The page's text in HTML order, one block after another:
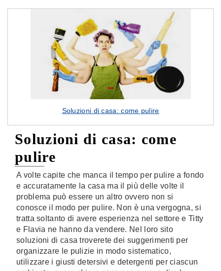
Soluzioni di casa: come pulire
Soluzioni di casa: come
pulire
A volte capite che manca il tempo per pulire a fondo
e accuratamente la casa ma il più delle volte il
problema può essere un altro ovvero non si
conosce il modo per pulire. Non è una vergogna, si
tratta soltanto di avere esperienza nel settore e Titty
e Flavia ne hanno da vendere. Nel loro sito
soluzioni di casa troverete dei suggerimenti per
organizzare le pulizie in modo sistematico,
utilizzare i giusti detersivi e detergenti per ciascun